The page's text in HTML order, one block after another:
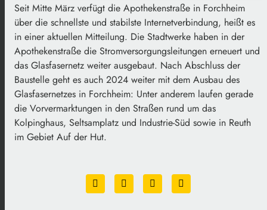
Seit Mitte März verfügt die Apothekenstraße in Forchheim
über die schnellste und stabilste Internetverbindung, heißt es
in einer aktuellen Mitteilung. Die Stadtwerke haben in der
Apothekenstraße die Stromversorgungsleitungen erneuert und
das Glasfasernetz weiter ausgebaut. Nach Abschluss der
Baustelle geht es auch 2024 weiter mit dem Ausbau des
Glasfasernetzes in Forchheim: Unter anderem laufen gerade
die Vorvermarktungen in den Straßen rund um das
Kolpinghaus, Seltsamplatz und Industrie-Süd sowie in Reuth
im Gebiet Auf der Hut.